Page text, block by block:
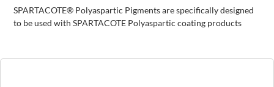
SPARTACOTE® Polyaspartic Pigments are specifically designed
to be used with SPARTACOTE Polyaspartic coating products